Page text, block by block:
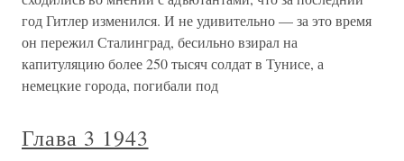
год Гитлер изменился. И не удивительно — за это время
он пережил Сталинград, бесильно взирал на
капитуляцию более 250 тысяч солдат в Тунисе, а
немецкие города, погибали под
Глава 3 1943